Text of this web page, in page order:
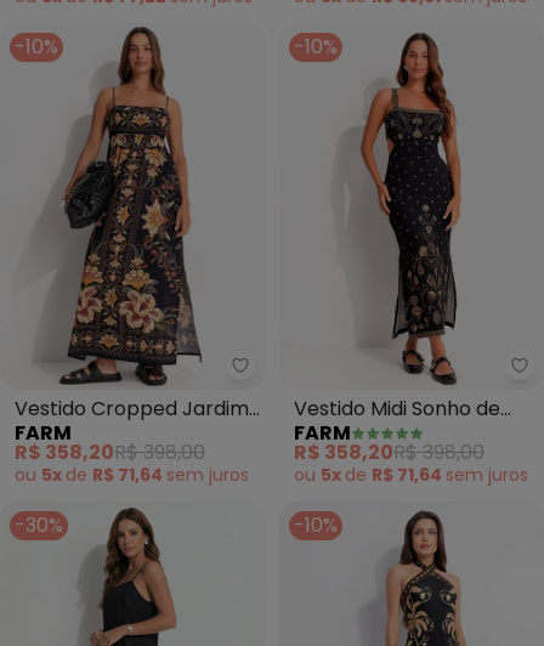
-10%
Farm - Vestido Cropped
Vestido Cropped Jardim
Majestoso (Preto)
FARM
R$ 358,20R$ 398,00
ou 5x de R$ 71,64 sem juros
-10%
Vestido Midi Sonho de
Concha (Preto)
FARM
R$ 358,20R$ 398,00
ou 5x de R$ 71,64 sem juros
-30% -10%